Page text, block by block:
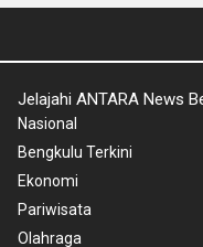
Jelajahi ANTARA News
Nasional
Bengkulu Terkini
Ekonomi
Pariwisata
Olahraga